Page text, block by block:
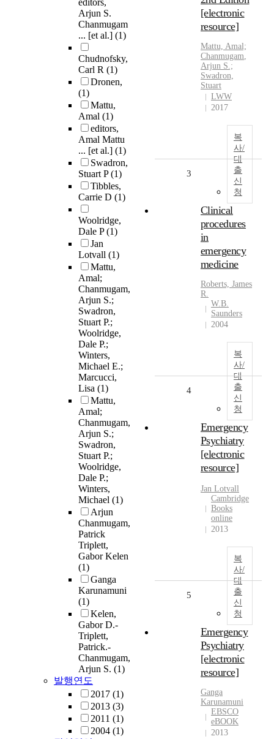
editors,
Arjun S.
Chanmugam
... [et al.] (1)
Chudnofsky,
Carl R (1)
Dronen,
(1)
Mattu,
Amal (1)
editors,
Amal Mattu
... [et al.] (1)
Swadron,
Stuart P(1)
Tibbles,
Carrie D (1)
Woolridge,
Dale P(1)
Jan
Lotvall (1)
Mattu,
Amal;
Chanmugam,
Arjun S.;
Swadron,
Stuart P.;
Woolridge,
Dale P.;
Winters,
Michael E.;
Marcucci,
Lisa (1)
Mattu,
Amal;
Chanmugam,
Arjun S.;
Swadron,
Stuart P.;
Woolridge,
Dale P.;
Winters,
Michael (1)
Arjun
Chanmugam,
Patrick
Triplett,
Gabor Kelen
(1)
Ganga
Karunamuni
(1)
Kelen,
Gabor D.-
Triplett,
Patrick.-
Chanmugam,
Arjun S. (1)
발행연도
2017 (1)
2013 (3)
2011 (1)
2004 (1)
[electronic
resource]
Mattu, Amal;
Chanmugam,
Arjun S.;
Swadron,
Stuart
LWW
2017
복
사/
대
출
신
청
3
Clinical
procedures
in
emergency
medicine
Roberts, James
R.
W.B.
Saunders
2004
복
사/
대
출
신
청
4
Emergency
Psychiatry
[electronic
resource]
Jan Lotvall
Cambridge
Books
online
2013
복
사/
대
출
신
청
5
Emergency
Psychiatry
[electronic
resource]
Ganga
Karunamuni
EBSCO
eBOOK
2013